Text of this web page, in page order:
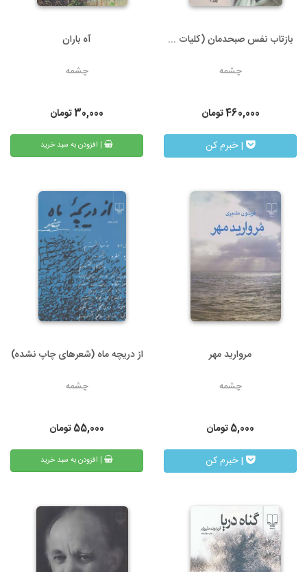
بازتاب نفس صبحدمان (کلیات ...
چشمه
460,000تومان
| خبرم کن
آه باران
چشمه
30,000تومان
| افزودن به سبد خرید
مروارید مهر
چشمه
5,000تومان
| خبرم کن
از دریچه ماه (شعرهای چاپ نشده)
چشمه
55,000تومان
| افزودن به سبد خرید